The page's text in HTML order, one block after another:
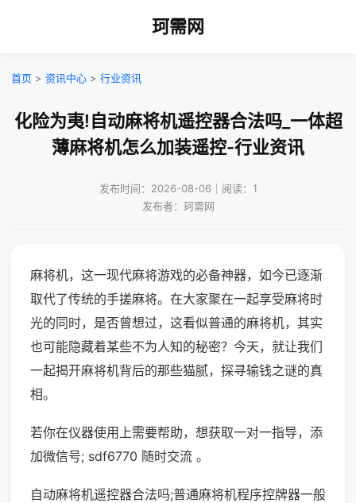
珂需网
首页 > 资讯中心 > 行业资讯
化险为夷!自动麻将机遥控器合法吗_一体超
薄麻将机怎么加装遥控-行业资讯
发布时间：2026-08-06｜阅读：1
发布者：珂需网
麻将机，这一现代麻将游戏的必备神器，如今已逐渐
取代了传统的手搓麻将。在大家聚在一起享受麻将时
光的同时，是否曾想过，这看似普通的麻将机，其实
也可能隐藏着某些不为人知的秘密？今天，就让我们
一起揭开麻将机背后的那些猫腻，探寻输钱之谜的真
相。
若你在仪器使用上需要帮助，想获取一对一指导，添
加微信号; sdf6770 随时交流 。
自动麻将机遥控器合法吗;普通麻将机程序控牌器一般